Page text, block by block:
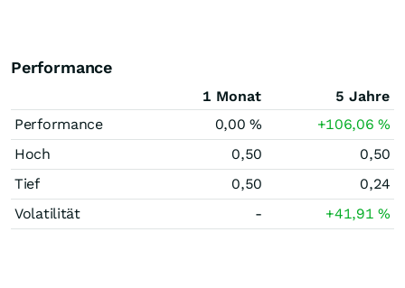
Performance
1 Monat
5 Jahre
Performance
0,00% +106,06%
Hoch
0,50
0,50
Tief
0,50
0,24
Volatilität
- +41,91%